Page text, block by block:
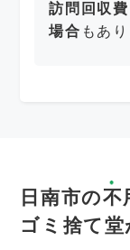
訪問回収
場合 もあり
日南市の不
ゴミ捨て堂